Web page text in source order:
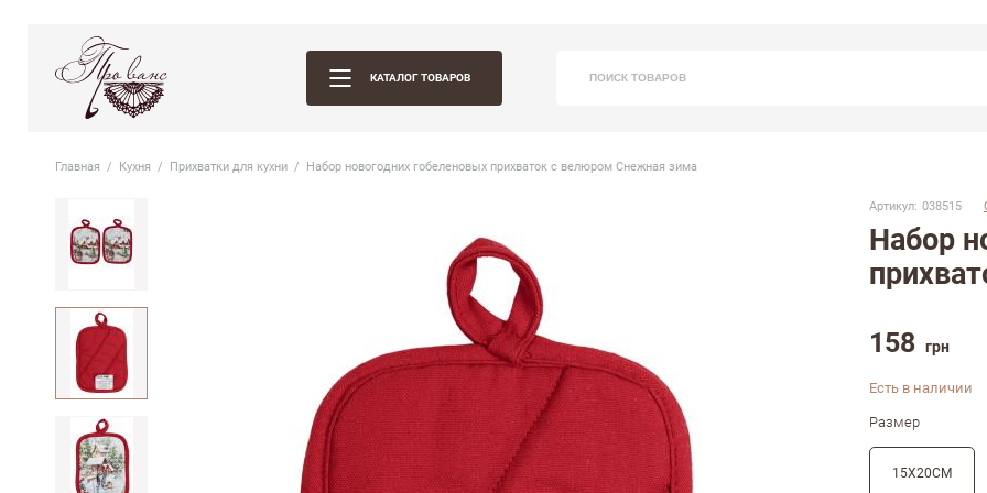
КАТАЛОГ ТОВАРОВ ПОИСК ТОВАРОВ
Главная Кухня Прихватки для кухни Набор новогодних гобеленовых прихваток с велюром Снежная зима
Набор
Артикул: 038515
158 грн
Есть в наличии
Размер
15Х20СМ